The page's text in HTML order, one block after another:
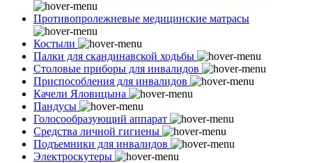
Противопролежневые медицинские матрасы
Костыли
Палки для скандинавской ходьбы
Столовые приборы для инвалидов
Приспособления для инвалидов
Качели Яловицына
Пандусы
Голосообразующий аппарат
Средства личной гигиены
Подъемники для инвалидов
Электроскутеры